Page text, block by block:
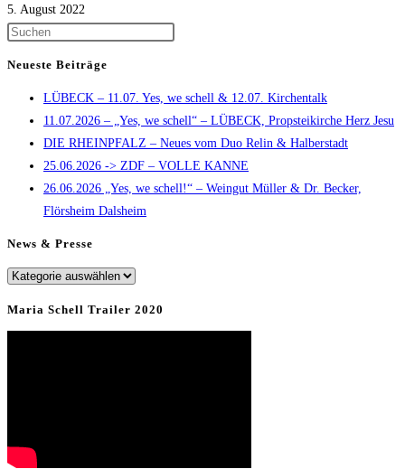
5. August 2022
close
the
search
panel.
Neueste Beiträge
LÜBECK – 11.07. Yes, we schell & 12.07. Kirchentalk
11.07.2026 – „Yes, we schell“ – LÜBECK, Propsteikirche Herz Jesu
DIE RHEINPFALZ – Neues vom Duo Relin & Halberstadt
25.06.2026 -> ZDF – VOLLE KANNE
26.06.2026 „Yes, we schell!“ – Weingut Müller & Dr. Becker,
Flörsheim Dalsheim
News & Presse
News
Maria Schell Trailer 2020